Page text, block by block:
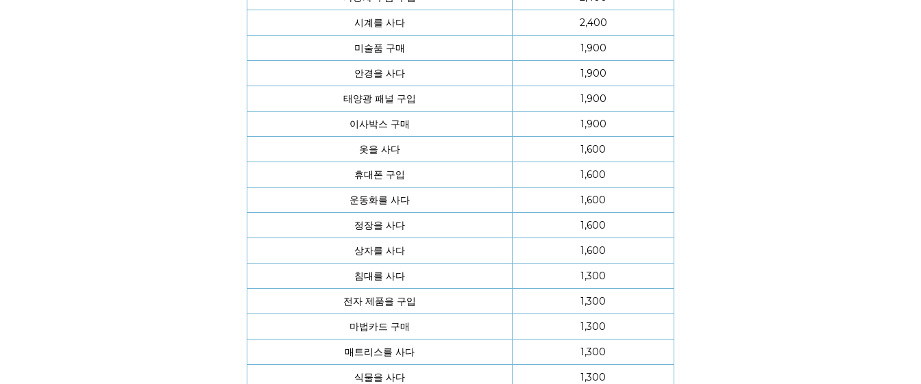
시계를 사다 2,400
미술품 구매 1,900
안경을 사다 1,900
태양광 패널 구입 1,900
이사박스 구매 1,900
옷을 사다 1,600
휴대폰 구입 1,600
운동화를 사다 1,600
정장을 사다 1,600
상자를 사다 1,600
침대를 사다 1,300
전자 제품을 구입 1,300
마법카드 구매 1,300
매트리스를 사다 1,300
식물을 사다 1,300